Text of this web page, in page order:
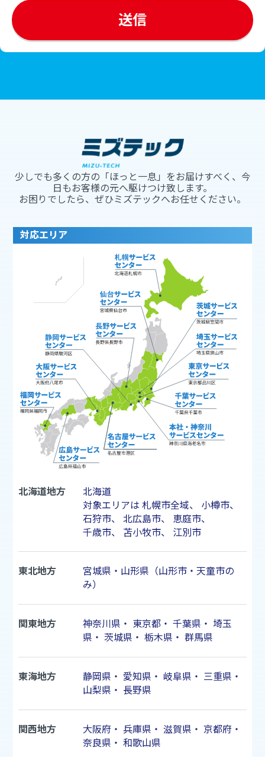
少しでも多くの方の「ほっと一息」をお届けすべく、今
日もお客様の元へ駆けつけ致します。
お困りでしたら、ぜひミズテックへお任せください。
対応エリア
北海道地方
北海道
対象エリアは 札幌市全域、 小樽市、
石狩市、 北広島市、 恵庭市、
千歳市、 苫小牧市、 江別市
東北地方
宮城県・山形県（山形市・天童市の
み）
関東地方 神奈川県 ・ 東京都・ 千葉県 ・ 埼玉
県 ・ 茨城県 ・ 栃木県 ・ 群馬県
東海地方 静岡県 ・ 愛知県 ・ 岐阜県 ・ 三重県 ・
山梨県 ・ 長野県
関西地方 大阪府 ・ 兵庫県 ・ 滋賀県 ・ 京都府 ・
奈良県 ・ 和歌山県